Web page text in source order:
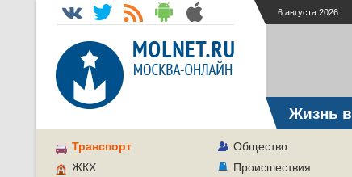
6 августа 2026
Жизнь
Транспорт Общество
ЖКХ
Происшествия